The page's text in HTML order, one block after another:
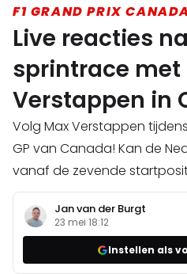
F1 GRAND PRIX
Live reacties
sprintrace met
Verstappen in
Volg Max Verstappen
GP van Canada! Kan de
vanaf de zevende
Jan van der Burgt
23 mei 18:12
Instellen als